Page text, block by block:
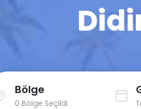
Bölge
0 Bölge Seçildi